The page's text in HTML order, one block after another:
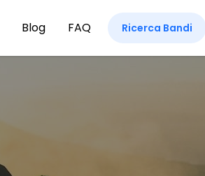
Blog FAQ Ricerca Bandi